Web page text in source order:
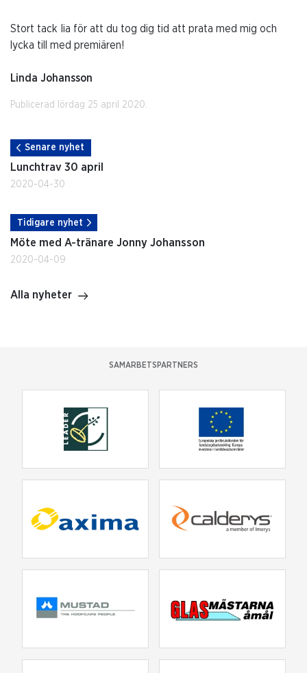
Stort tack Iia för att du tog dig tid att prata med mig och
lycka till med premiären!
Linda Johansson
Publicerad lördag 25 april 2020.
Senare nyhet
Lunchtrav 30 april
2020-04-30
Tidigare nyhet
Möte med A-tränare Jonny Johansson
2020-04-09
Alla nyheter
SAMARBETSPARTNERS